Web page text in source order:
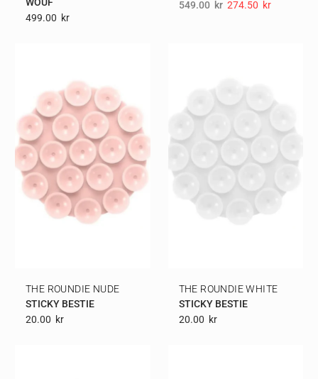
499.00 Kr
549.00 kr 274.50 Kr
THE ROUNDIE NUDE
STICKY BESTIE
20.00 Kr
THE ROUNDIE WHITE
STICKY BESTIE
20.00 Kr